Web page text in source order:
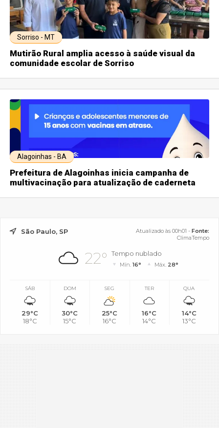
Sorriso - MT
Mutirão Rural amplia acesso à saúde visual da
comunidade escolar de Sorriso
Alagoinhas - BA
Prefeitura de Alagoinhas inicia campanha de
multivacinação para atualização de caderneta
São Paulo, SP Atualizado às 00h01 - Fonte:
ClimaTempo
22° Tempo nublado
Mín.16° Máx. 28°
SÁB
29°C
18°C
DOM
30°C
15°C
SEG
25°C
16°C
TER
16°C
14°C
QUA
14°C
13°C